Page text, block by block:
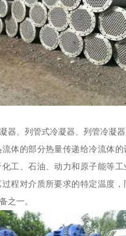
、列管式冷凝器、列管冷凝器
体的部分热量传递给冷流体
工、石油、动力和原子能等工
程对介质所要求的特定温度，
之一。